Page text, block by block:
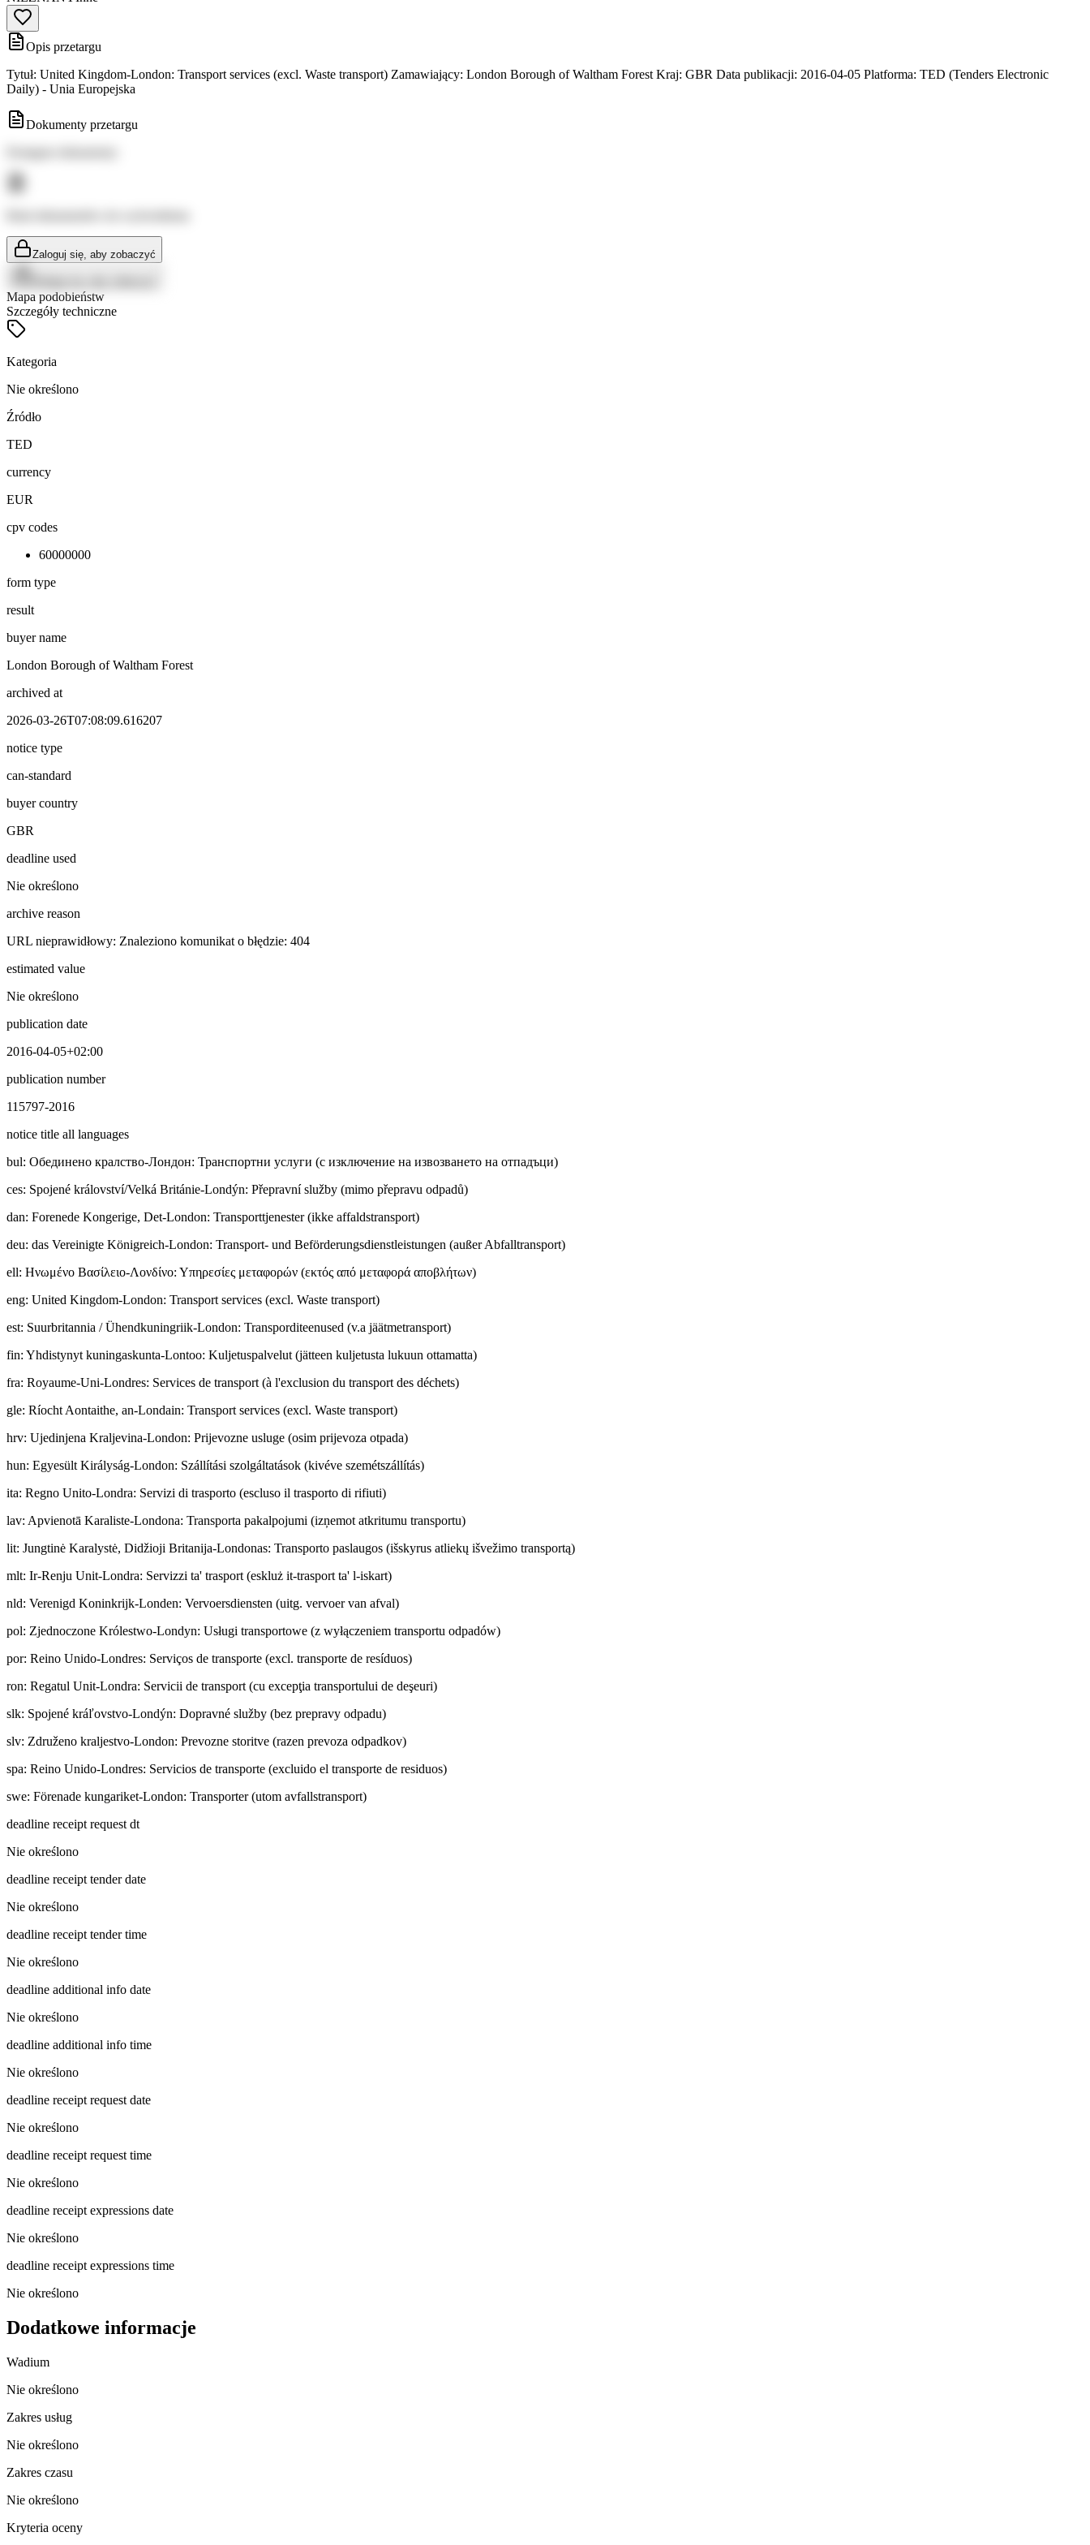
Opis przetargu
Tytuł: United Kingdom-London: Transport services (excl. Waste transport) Zamawiający: London Borough of Waltham Forest Kraj: GBR Data publikacji: 2016-04-05 Platforma: TED (Tenders Electronic
Daily) - Unia Europejska
Dokumenty przetargu
Zaloguj się, aby zobaczyć
Mapa podobieństw
Szczegóły techniczne
Kategoria
Nie określono
Źródło
TED
currency
EUR
cpv codes
60000000
form type
result
buyer name
London Borough of Waltham Forest
archived at
2026-03-26T07:08:09.616207
notice type
can-standard
buyer country
GBR
deadline used
Nie określono
archive reason
URL nieprawidłowy: Znaleziono komunikat o błędzie: 404
estimated value
Nie określono
publication date
2016-04-05+02:00
publication number
115797-2016
notice title all languages
bul: Обединено кралство-Лондон: Транспортни услуги (с изключение на извозването на отпадъци)
ces: Spojené království/Velká Británie-Londýn: Přepravní služby (mimo přepravu odpadů)
dan: Forenede Kongerige, Det-London: Transporttjenester (ikke affaldstransport)
deu: das Vereinigte Königreich-London: Transport- und Beförderungsdienstleistungen (außer Abfalltransport)
ell: Ηνωμένο Βασίλειο-Λονδίνο: Υπηρεσίες μεταφορών (εκτός από μεταφορά αποβλήτων)
eng: United Kingdom-London: Transport services (excl. Waste transport)
est: Suurbritannia / Ühendkuningriik-London: Transporditeenused (v.a jäätmetransport)
fin: Yhdistynyt kuningaskunta-Lontoo: Kuljetuspalvelut (jätteen kuljetusta lukuun ottamatta)
fra: Royaume-Uni-Londres: Services de transport (à l'exclusion du transport des déchets)
gle: Ríocht Aontaithe, an-Londain: Transport services (excl. Waste transport)
hrv: Ujedinjena Kraljevina-London: Prijevozne usluge (osim prijevoza otpada)
hun: Egyesült Királyság-London: Szállítási szolgáltatások (kivéve szemétszállítás)
ita: Regno Unito-Londra: Servizi di trasporto (escluso il trasporto di rifiuti)
lav: Apvienotā Karaliste-Londona: Transporta pakalpojumi (izņemot atkritumu transportu)
lit: Jungtinė Karalystė, Didžioji Britanija-Londonas: Transporto paslaugos (išskyrus atliekų išvežimo transportą)
mlt: Ir-Renju Unit-Londra: Servizzi ta' trasport (eskluż it-trasport ta' l-iskart)
nld: Verenigd Koninkrijk-Londen: Vervoersdiensten (uitg. vervoer van afval)
pol: Zjednoczone Królestwo-Londyn: Usługi transportowe (z wyłączeniem transportu odpadów)
por: Reino Unido-Londres: Serviços de transporte (excl. transporte de resíduos)
ron: Regatul Unit-Londra: Servicii de transport (cu excepţia transportului de deşeuri)
slk: Spojené kráľovstvo-Londýn: Dopravné služby (bez prepravy odpadu)
slv: Združeno kraljestvo-London: Prevozne storitve (razen prevoza odpadkov)
spa: Reino Unido-Londres: Servicios de transporte (excluido el transporte de residuos)
swe: Förenade kungariket-London: Transporter (utom avfallstransport)
deadline receipt request dt
Nie określono
deadline receipt tender date
Nie określono
deadline receipt tender time
Nie określono
deadline additional info date
Nie określono
deadline additional info time
Nie określono
deadline receipt request date
Nie określono
deadline receipt request time
Nie określono
deadline receipt expressions date
Nie określono
deadline receipt expressions time
Nie określono
Dodatkowe informacje
Wadium
Nie określono
Zakres usług
Nie określono
Zakres czasu
Nie określono
Kryteria oceny